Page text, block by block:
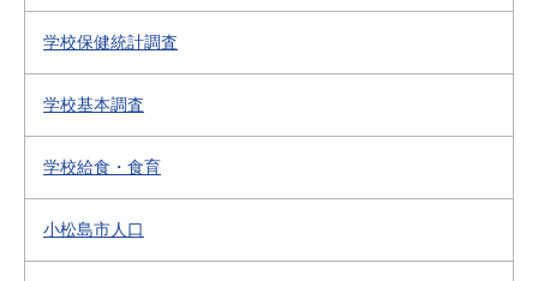
学校保健統計調査
学校基本調査
学校給食・食育
小松島市人口